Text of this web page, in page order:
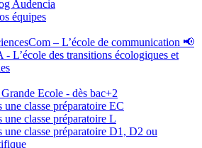
Audencia
équipes
– L’école de communication 📢
L’école des transitions écologiques et
Ecole - dès bac+2
une classe préparatoire EC
une classe préparatoire L
une classe préparatoire D1, D2 ou